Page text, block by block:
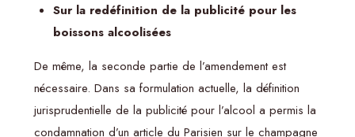
Sur la redéfinition de la publicité pour les
boissons alcoolisées
De même, la seconde partie de l’amendement est
nécessaire. Dans sa formulation actuelle, la définition
jurisprudentielle de la publicité pour l’alcool a permis la
condamnation d’un article du Parisien sur le champagne